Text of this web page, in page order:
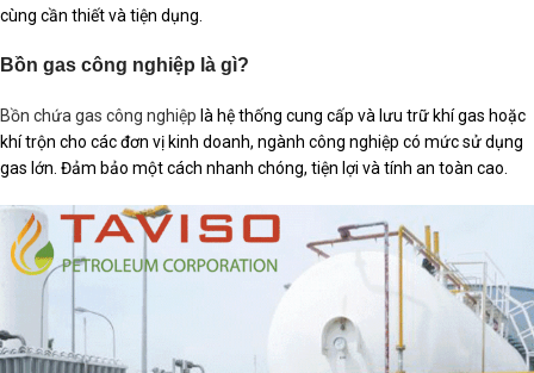
cùng cần thiết và tiện dụng.
Bồn gas công nghiệp là gì?
Bồn chứa gas công nghiệp là hệ thống cung cấp và lưu trữ khí gas hoặc
khí trộn cho các đơn vị kinh doanh, ngành công nghiệp có mức sử dụng
gas lớn. Đảm bảo một cách nhanh chóng, tiện lợi và tính an toàn cao.